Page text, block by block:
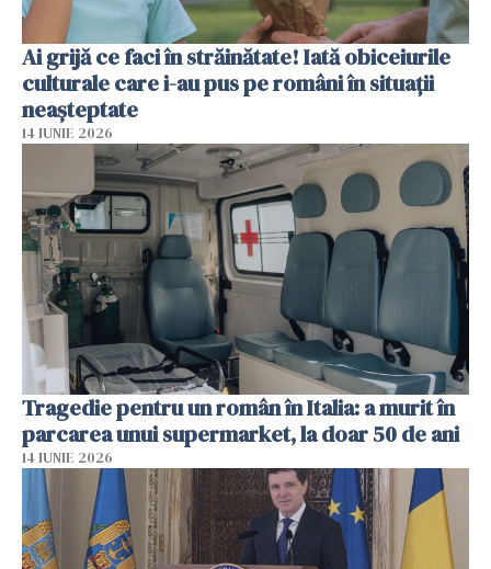
Ai grijă ce faci în străinătate! Iată obiceiurile
culturale care i-au pus pe români în situații
neașteptate
14 IUNIE 2026
Tragedie pentru un român în Italia: a murit în
parcarea unui supermarket, la doar 50 de ani
14 IUNIE 2026